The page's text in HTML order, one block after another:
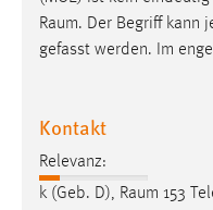
Raum. Der Begriff kann
gefasst werden. Im
Kontakt
Relevanz:
k (Geb. D), Raum 153
Anbieter:
Google Ireland Limited
Cookie Laufzeit:
3 Monate